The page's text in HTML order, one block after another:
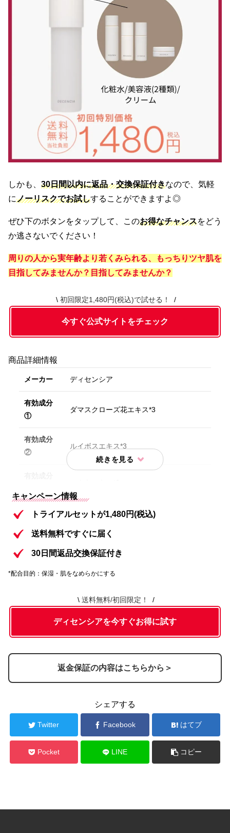
しかも、 30日間以内に返品・交換保証付きなので、気軽
にノーリスクでお試しすることができますよ◎
ぜひ下のボタンをタップして、このお得なチャンスをどう
か逃さないでください！
周りの人から実年齢より若くみられる、もっちりツヤ肌を
目指してみませんか？ 目指してみませんか？
初回限定1,480円(税込)で試せる！
今すぐ公式サイトをチェック
商品詳細情報
メーカー ディセンシア
有効成分
①
ダマスクローズ花エキス*3
有効成分
②
ルイボスエキス*3
特別価格 初回限定1,480円(税込）
内容① ディセンシアローション 20ml
ディセンシアリンクル O/Lコンセントレー
ト 8ml〈医薬部外品〉
ディセンシアモイスト S/Cコンセントレー
ト 8ml〈医薬部外品〉
キャンペーン情報
トライアルセットが1,480円(税込)
送料無料ですぐに届く
30日間返品交換保証付き
*配合目的：保湿・肌をなめらかにする
送料無料/初回限定！
ディセンシアを今すぐお得に試す
返金保証の内容はこちらから＞
シェアする
Twitter Facebook はてブ
Pocket LINE コピー